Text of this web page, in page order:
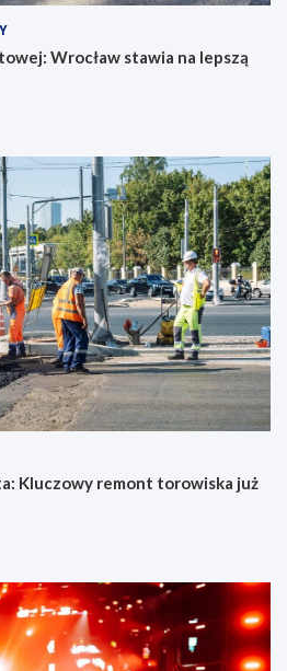
Wrocław stawia na lepszą
Kluczowy remont torowiska już